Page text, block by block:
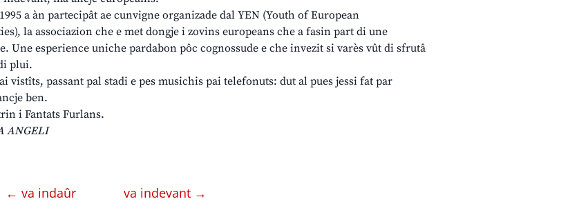
a àn partecipât ae cunvigne organizade dal YEN (Youth of European
la associazion che e met dongje i zovins europeans che a fasin part di une
Une esperience uniche pardabon pôc cognossude e che invezit si varès vût di sfrutâ
plui.
vistîts, passant pal stadi e pes musichis pai telefonuts: dut al pues jessi fat par
ben.
i Fantats Furlans.
ANGELI
← va indaûr va indevant →